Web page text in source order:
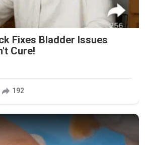
Fixes Bladder Issues
Cure!
192